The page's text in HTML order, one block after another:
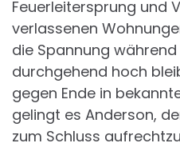
Feuerleitersprung und
verlassenen
die Spannung
durchgehend hoch
gegen Ende in
gelingt es Anderson,
zum Schluss